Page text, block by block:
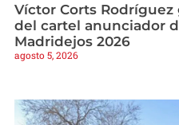
Víctor Corts Rodríguez
del cartel anunciador
Madridejos 2026
agosto 5, 2026